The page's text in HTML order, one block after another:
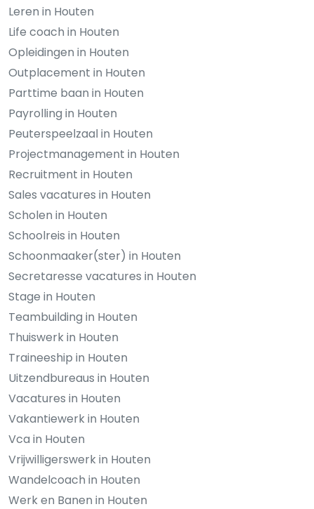
Leren in Houten
Life coach in Houten
Opleidingen in Houten
Outplacement in Houten
Parttime baan in Houten
Payrolling in Houten
Peuterspeelzaal in Houten
Projectmanagement in Houten
Recruitment in Houten
Sales vacatures in Houten
Scholen in Houten
Schoolreis in Houten
Schoonmaaker(ster) in Houten
Secretaresse vacatures in Houten
Stage in Houten
Teambuilding in Houten
Thuiswerk in Houten
Traineeship in Houten
Uitzendbureaus in Houten
Vacatures in Houten
Vakantiewerk in Houten
Vca in Houten
Vrijwilligerswerk in Houten
Wandelcoach in Houten
Werk en Banen in Houten